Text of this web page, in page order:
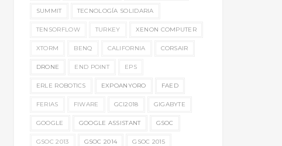
SUMMIT TECNOLOGÍA SOLIDARIA
TENSORFLOW TURKEY XENON COMPUTER
XTORM BENQ CALIFORNIA CORSAIR
DRONE END POINT EPS
ERLE ROBOTICS EXPOANYORO FAED
FERIAS FIWARE GCI2018 GIGABYTE
GOOGLE GOOGLE ASSISTANT GSOC
GSOC 2013 GSOC 2014 GSOC 2015